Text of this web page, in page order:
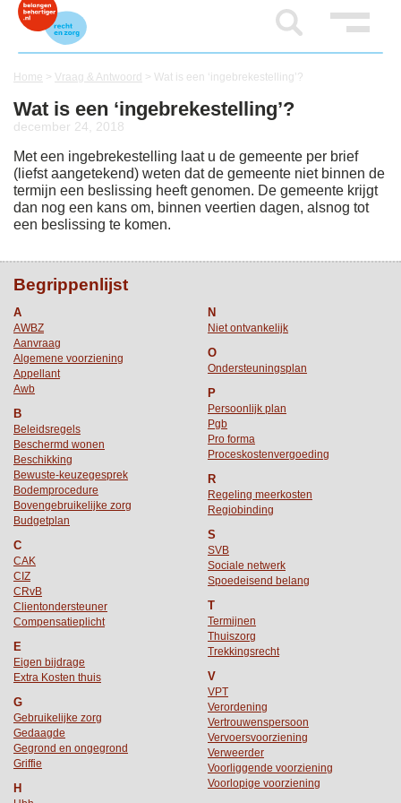
Home > Vraag & Antwoord > Wat is een ‘ingebrekestelling’?
Wat is een ‘ingebrekestelling’?
december 24, 2018
Met een ingebrekestelling laat u de gemeente per brief
(liefst aangetekend) weten dat de gemeente niet binnen de
termijn een beslissing heeft genomen. De gemeente krijgt
dan nog een kans om, binnen veertien dagen, alsnog tot
een beslissing te komen.
Begrippenlijst
A
AWBZ
Aanvraag
Algemene voorziening
Appellant
Awb
B
Beleidsregels
Beschermd wonen
Beschikking
Bewuste-keuzegesprek
Bodemprocedure
Bovengebruikelijke zorg
Budgetplan
C
CAK
CIZ
CRvB
Clientondersteuner
Compensatieplicht
E
Eigen bijdrage
Extra Kosten thuis
G
Gebruikelijke zorg
Gedaagde
Gegrond en ongegrond
Griffie
H
N
Niet ontvankelijk
O
Ondersteuningsplan
P
Persoonlijk plan
Pgb
Pro forma
Proceskostenvergoeding
R
Regeling meerkosten
Regiobinding
S
SVB
Sociale netwerk
Spoedeisend belang
T
Termijnen
Thuiszorg
Trekkingsrecht
V
VPT
Verordening
Vertrouwenspersoon
Vervoersvoorziening
Verweerder
Voorliggende voorziening
Voorlopige voorziening